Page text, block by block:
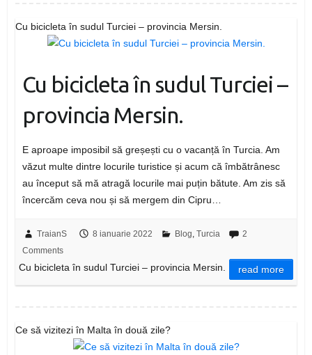
Cu bicicleta în sudul Turciei – provincia Mersin.
Cu bicicleta în sudul Turciei –
provincia Mersin.
E aproape imposibil să greșești cu o vacanță în Turcia. Am
văzut multe dintre locurile turistice și acum că îmbătrânesc
au început să mă atragă locurile mai puțin bătute. Am zis să
încercăm ceva nou și să mergem din Cipru…
TraianS 8 ianuarie 2022 Blog, Turcia
2
Comments
Cu bicicleta în sudul Turciei – provincia Mersin. read more
Ce să vizitezi în Malta în două zile?